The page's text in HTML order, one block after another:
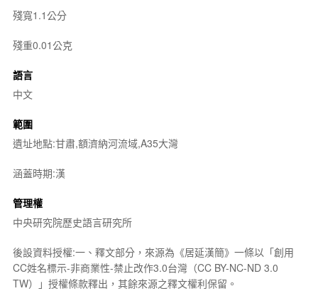
殘寬1.1公分
殘重0.01公克
語言
中文
範圍
遺址地點:甘肅,額濟納河流域,A35大灣
涵蓋時期:漢
管理權
中央研究院歷史語言研究所
後設資料授權:一、釋文部分，來源為《居延漢簡》一條以「創用
CC姓名標示-非商業性-禁止改作3.0台灣（CC BY-NC-ND 3.0
TW）」授權條款釋出，其餘來源之釋文權利保留。